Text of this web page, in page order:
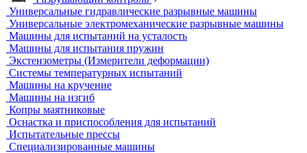
Аксессуары для метрологического оборудования
Видеоизмерительные машины
Координатно-измерительные машины
Лазерные трекеры
Мультисенсорные и видеоизмерительные машины
Оптические измерительные машины
Приборы для измерения профиля и формы
Промышленные томографы
Фрезерные станки с ЧПУ